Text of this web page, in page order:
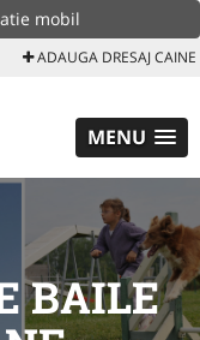
mobil
ADAUGA DRESAJ CAINE
MENU
BAILE